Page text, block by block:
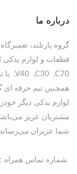
درباره ما
گروه پارتلند،
,V40 ,C30 ,C70 با تضمین کیفیت و بهترین قیمت می‌باشد.
همچنین تیم حرفه ای
لوازم یدکی دیگر
مشتریان عزیز
شما عزیزان
شماره تماس همراه : 09198249416 - 09126361710